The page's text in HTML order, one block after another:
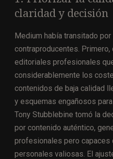
claridad y decisión
Medium había transitado
contraproducentes.
editoriales profesionales
considerablemente los
contenidos de baja calidad
y esquemas engañosos
Tony Stubblebine tomó la
por contenido auténtico,
profesionales pero capaces
personales valiosas. El